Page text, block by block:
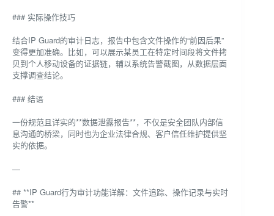
### 实际操作技巧
结合IP Guard的审计日志，报告中包含文件操作的“前因后果”
变得更加准确。比如，可以展示某员工在特定时间段将文件拷
贝到个人移动设备的证据链，辅以系统告警截图，从数据层面
支撑调查结论。
### 结语
一份规范且详实的**数据泄露报告**，不仅是安全团队内部信
息沟通的桥梁，同时也为企业法律合规、客户信任维护提供坚
实的依据。
—
## **IP Guard行为审计功能详解：文件追踪、操作记录与实时
告警**